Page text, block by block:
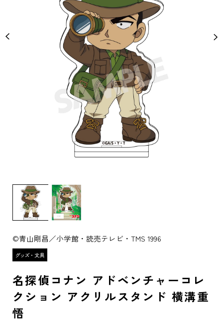
©青山剛昌／小学館・読売テレビ・TMS 1996
名探偵コナン アドベンチャーコレ
クション アクリルスタンド 横溝重
悟